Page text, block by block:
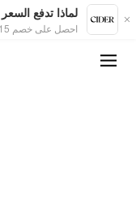
لماذا تدفع
احصل على خصم 15% في التطبيق